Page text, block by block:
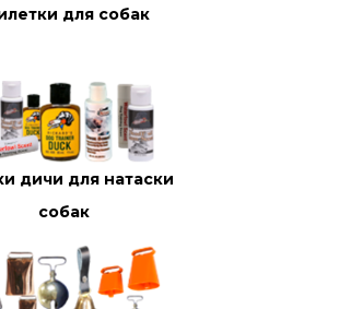
для собак
дичи для натаски
собак